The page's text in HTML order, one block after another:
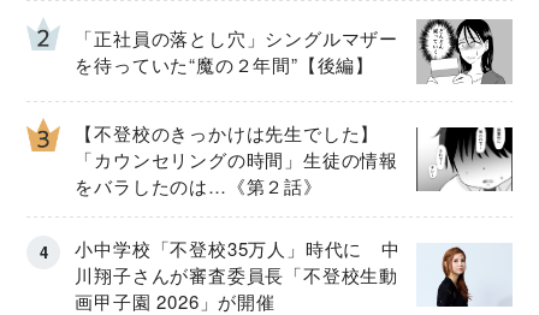
「正社員の落とし穴」シングルマザー
を待っていた“魔の２年間”【後編】
【不登校のきっかけは先生でした】
「カウンセリングの時間」生徒の情報
をバラしたのは…《第２話》
小中学校「不登校35万人」時代に 中
川翔子さんが審査委員長「不登校生動
画甲子園 2026」が開催